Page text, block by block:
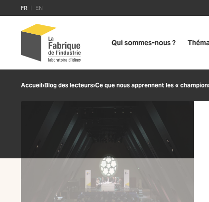
FR
EN
Qui sommes-nous ?
Accueil›Blog des lecteurs›Ce que nous apprennent les «